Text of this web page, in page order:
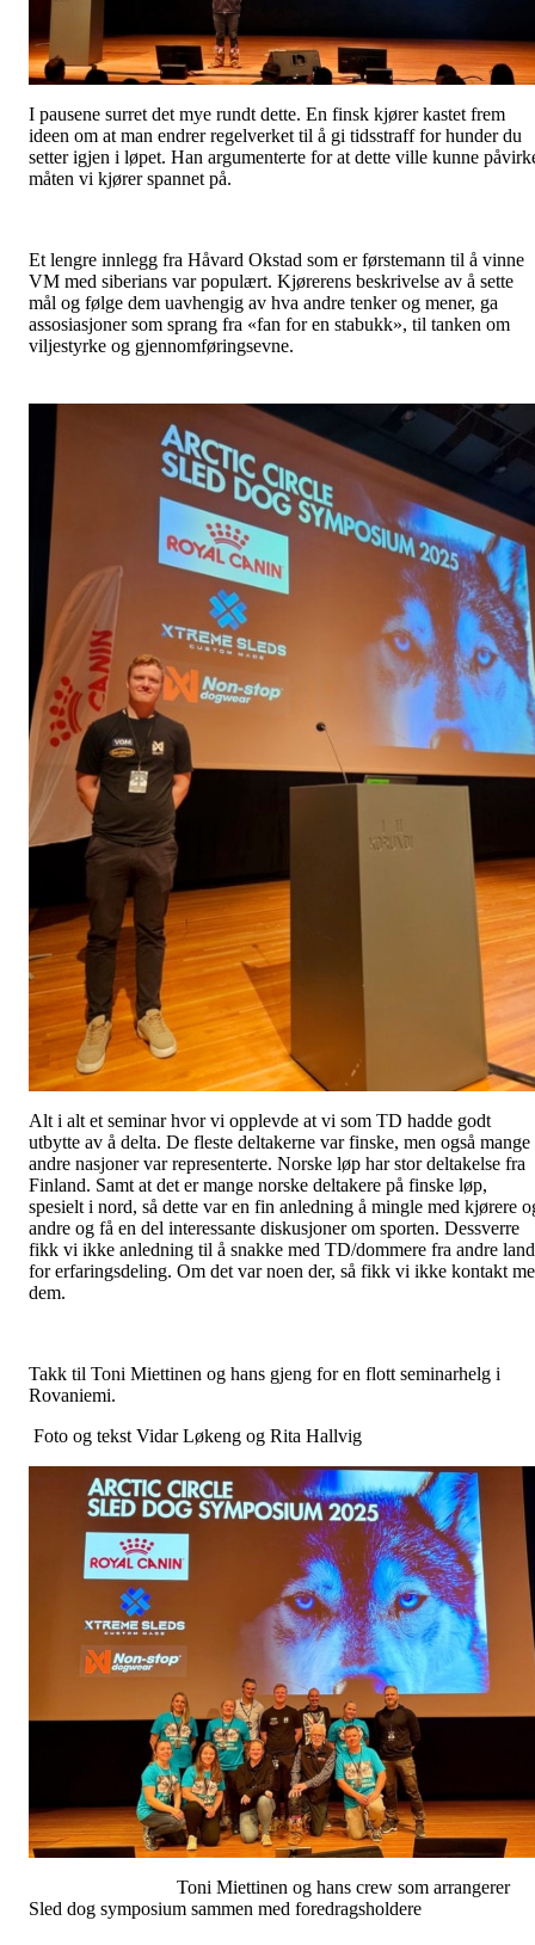
I pausene surret det mye rundt dette. En finsk kjører kastet frem
ideen om at man endrer regelverket til å gi tidsstraff for hunder du
setter igjen i løpet. Han argumenterte for at dette ville kunne
måten vi kjører spannet på.
Et lengre innlegg fra Håvard Okstad som er førstemann til å vinne
VM med siberians var populært. Kjørerens beskrivelse av å sette
mål og følge dem uavhengig av hva andre tenker og mener, ga
assosiasjoner som sprang fra «fan for en stabukk», til tanken om
viljestyrke og gjennomføringsevne.
Alt i alt et seminar hvor vi opplevde at vi som TD hadde godt
utbytte av å delta. De fleste deltakerne var finske, men også mange
andre nasjoner var representerte. Norske løp har stor deltakelse fra
Finland. Samt at det er mange norske deltakere på finske løp,
spesielt i nord, så dette var en fin anledning å mingle med kjørere
andre og få en del interessante diskusjoner om sporten. Dessverre
fikk vi ikke anledning til å snakke med TD/dommere fra andre land
for erfaringsdeling. Om det var noen der, så fikk vi ikke kontakt
dem.
Takk til Toni Miettinen og hans gjeng for en flott seminarhelg i
Rovaniemi.
Foto og tekst Vidar Løkeng og Rita Hallvig
Toni Miettinen og hans crew som arrangerer
Sled dog symposium sammen med foredragsholdere